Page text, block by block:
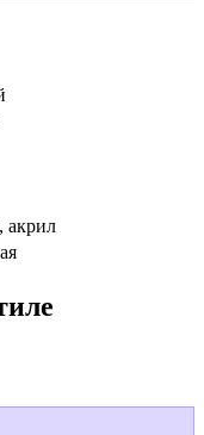
акрил